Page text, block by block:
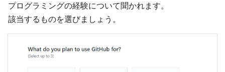
プログラミングの経験について聞かれます。
該当するものを選びましょう。